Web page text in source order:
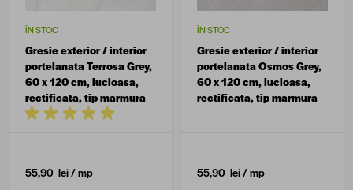
ÎN STOC
Gresie exterior / interior
portelanata Terrosa Grey,
60 x 120 cm, lucioasa,
rectificata, tip marmura
55,90 lei/ mp
ÎN STOC
Gresie exterior / interior
portelanata Osmos Grey,
60 x 120 cm, lucioasa,
rectificata, tip marmura
55,90 lei/ mp